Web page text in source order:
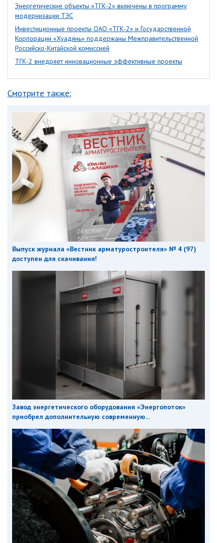
Энергетические объекты «ТГК-2» включены в программу
модернизации ТЭС
Инвестиционные проекты ОАО «ТГК-2» и Государственной
Корпорации «Хуадянь» поддержаны Межправительственной
Российско-Китайской комиссией
ТГК-2 внедряет инновационные эффективные проекты
Смотрите также:
Выпуск журнала «Вестник арматуростроителя» № 4 (97)
доступен для скачивания!
Завод энергетического оборудования «Энергопоток»
приобрел дополнительную современную...